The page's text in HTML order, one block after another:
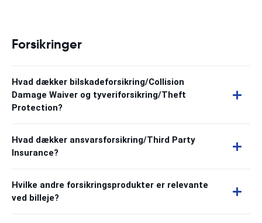
Forsikringer
Hvad dækker bilskadeforsikring/Collision
Damage Waiver og tyveriforsikring/Theft
Protection?
Hvad dækker ansvarsforsikring/Third Party
Insurance?
Hvilke andre forsikringsprodukter er relevante
ved billeje?